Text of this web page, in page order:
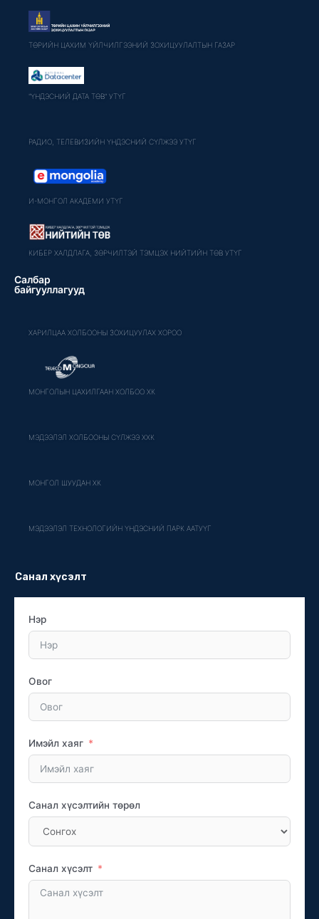
ТӨРИЙН ЦАХИМ ҮЙЛЧИЛГЭЭНИЙ ЗОХИЦУУЛАЛТЫН ГАЗАР
"ҮНДЭСНИЙ ДАТА ТӨВ" УТҮГ
РАДИО, ТЕЛЕВИЗИЙН ҮНДЭСНИЙ СҮЛЖЭЭ УТҮГ
И-МОНГОЛ АКАДЕМИ УТҮГ
КИБЕР ХАЛДЛАГА, ЗӨРЧИЛТЭЙ ТЭМЦЭХ НИЙТИЙН ТӨВ УТҮГ
Салбар
байгууллагууд
ХАРИЛЦАА ХОЛБООНЫ ЗОХИЦУУЛАХ ХОРОО
МОНГОЛЫН ЦАХИЛГААН ХОЛБОО ХК
МЭДЭЭЛЭЛ ХОЛБООНЫ СҮЛЖЭЭ ХХК
МОНГОЛ ШУУДАН ХК
МЭДЭЭЛЭЛ ТЕХНОЛОГИЙН ҮНДЭСНИЙ ПАРК ААТУҮГ
Санал хүсэлт
Нэр
Овог
Имэйл хаяг
Санал хүсэлтийн төрөл
Санал хүсэлт